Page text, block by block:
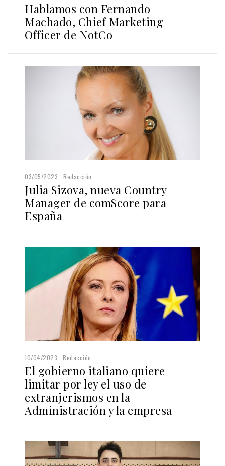
Hablamos con Fernando
Machado, Chief Marketing
Officer de NotCo
03/05/2023 Redacción
Julia Sizova, nueva Country
Manager de comScore para
España
10/04/2023 Redacción
El gobierno italiano quiere
limitar por ley el uso de
extranjerismos en la
Administración y la empresa